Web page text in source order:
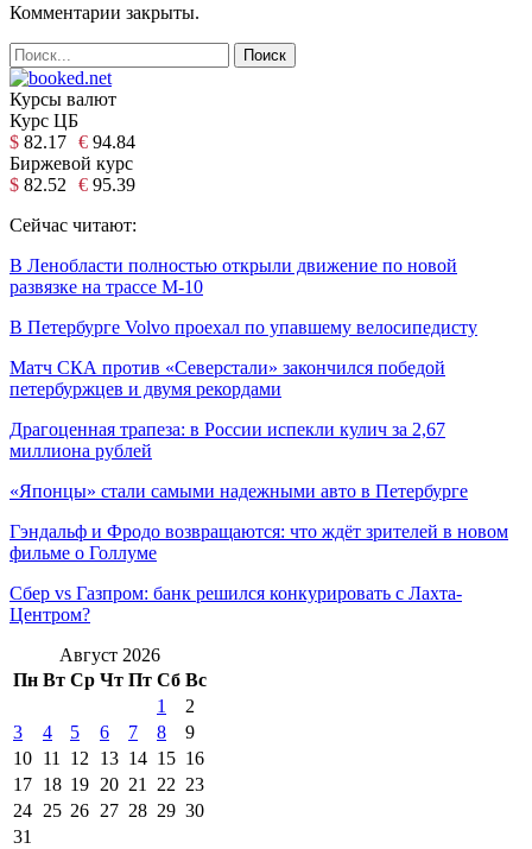
Комментарии закрыты.
Курсы валют
Курс ЦБ
$ 82.17 € 94.84
Биржевой курс
$ 82.52 € 95.39
Сейчас читают:
В Ленобласти полностью открыли движение по новой
развязке на трассе М-10
В Петербурге Volvo проехал по упавшему велосипедисту
Матч СКА против «Северстали» закончился победой
петербуржцев и двумя рекордами
Драгоценная трапеза: в России испекли кулич за 2,67
миллиона рублей
«Японцы» стали самыми надежными авто в Петербурге
Гэндальф и Фродо возвращаются: что ждёт зрителей в новом
фильме о Голлуме
Сбер vs Газпром: банк решился конкурировать с Лахта-
Центром?
Август 2026
Пн Вт Ср Чт Пт Сб Вс
1
2
3
4 5 6 7 8
9
10 11 12 13 14 15 16
17 18 19 20 21 22 23
24 25 26 27 28 29 30
31